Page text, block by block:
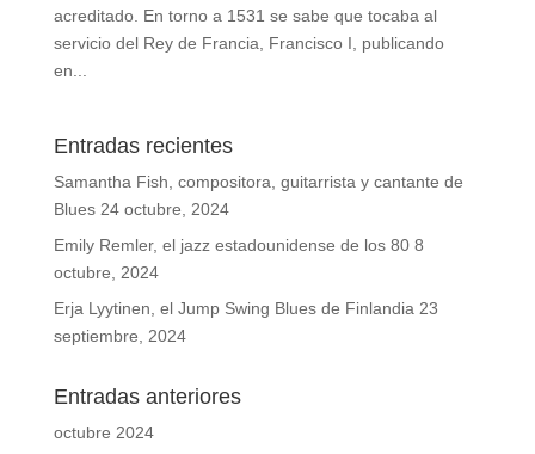
acreditado. En torno a 1531 se sabe que tocaba al
servicio del Rey de Francia, Francisco I, publicando
en...
Entradas recientes
Samantha Fish, compositora, guitarrista y cantante de
Blues 24 octubre, 2024
Emily Remler, el jazz estadounidense de los 80 8
octubre, 2024
Erja Lyytinen, el Jump Swing Blues de Finlandia 23
septiembre, 2024
Entradas anteriores
octubre 2024